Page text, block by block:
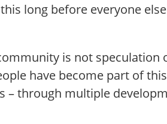
long before everyone
is not
have become part of
– through multiple